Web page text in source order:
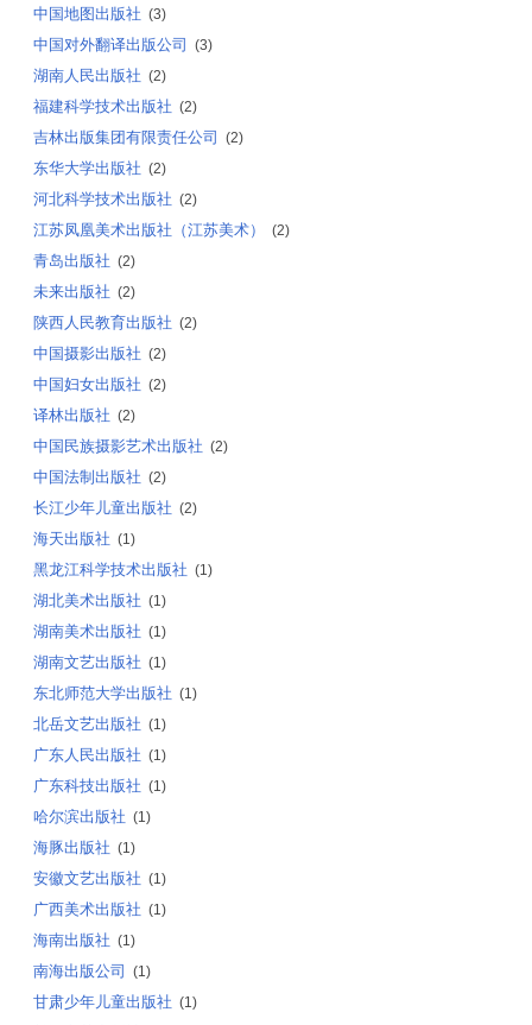
中国地图出版社 (3)
中国对外翻译出版公司 (3)
湖南人民出版社 (2)
福建科学技术出版社 (2)
吉林出版集团有限责任公司 (2)
东华大学出版社 (2)
河北科学技术出版社 (2)
江苏凤凰美术出版社（江苏美术） (2)
青岛出版社 (2)
未来出版社 (2)
陕西人民教育出版社 (2)
中国摄影出版社 (2)
中国妇女出版社 (2)
译林出版社 (2)
中国民族摄影艺术出版社 (2)
中国法制出版社 (2)
长江少年儿童出版社 (2)
海天出版社 (1)
黑龙江科学技术出版社 (1)
湖北美术出版社 (1)
湖南美术出版社 (1)
湖南文艺出版社 (1)
东北师范大学出版社 (1)
北岳文艺出版社 (1)
广东人民出版社 (1)
广东科技出版社 (1)
哈尔滨出版社 (1)
海豚出版社 (1)
安徽文艺出版社 (1)
广西美术出版社 (1)
海南出版社 (1)
南海出版公司 (1)
甘肃少年儿童出版社 (1)